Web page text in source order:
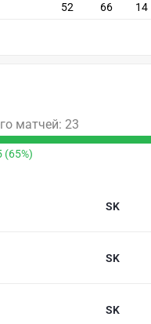
52 66 14
матчей: 23
(65%)
SK
SK
SK